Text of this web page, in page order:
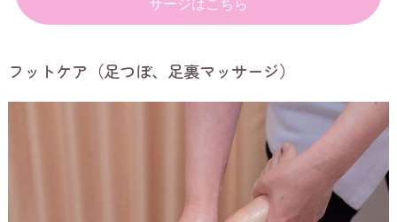
フットケア（足つぼ、足裏マッサージ）